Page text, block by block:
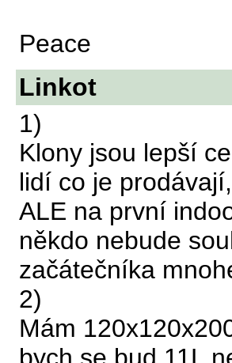
Peace
Linkot
1)
Klony jsou lepší
lidí co je
ALE na první
někdo nebude
začátečníka
2)
Mám